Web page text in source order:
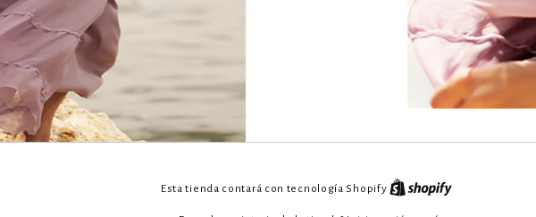
Esta tienda contará con tecnología Shopify